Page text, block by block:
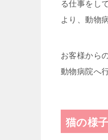
る仕事をし
より、動物
お客様から
動物病院へ
猫の様